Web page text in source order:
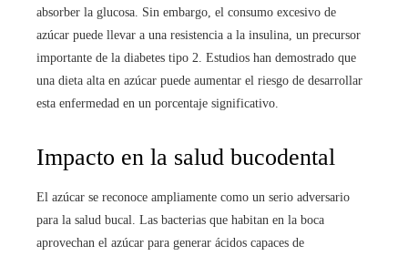
absorber la glucosa. Sin embargo, el consumo excesivo de
azúcar puede llevar a una resistencia a la insulina, un precursor
importante de la diabetes tipo 2. Estudios han demostrado que
una dieta alta en azúcar puede aumentar el riesgo de desarrollar
esta enfermedad en un porcentaje significativo.
Impacto en la salud bucodental
El azúcar se reconoce ampliamente como un serio adversario
para la salud bucal. Las bacterias que habitan en la boca
aprovechan el azúcar para generar ácidos capaces de